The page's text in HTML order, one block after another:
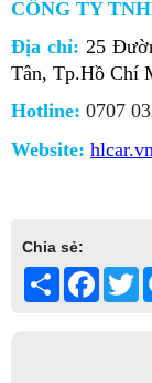
CÔNG TY
Địa chỉ: 25
Tân, Tp.Hồ Chí
Hotline: 0707
Website: hlcar.vn
Chia sẻ:
Share